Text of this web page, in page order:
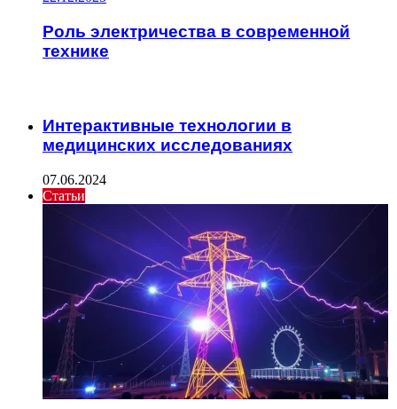
Роль электричества в современной
технике
Интерактивные технологии в
медицинских исследованиях
07.06.2024
Статьи